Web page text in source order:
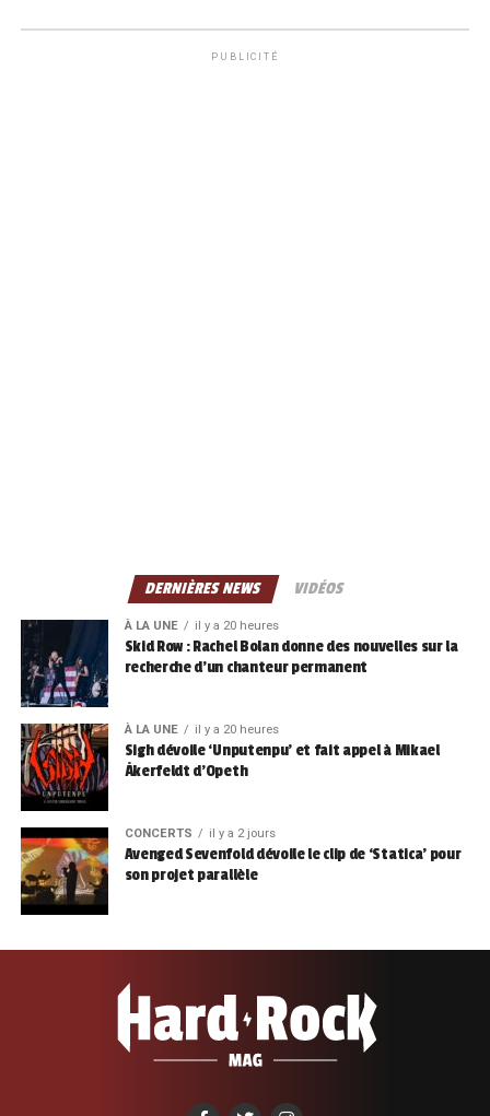
PUBLICITÉ
DERNIÈRES NEWS VIDÉOS
À LA UNE il y a 20 heures
Skid Row : Rachel Bolan donne des nouvelles sur la
recherche d’un chanteur permanent
À LA UNE il y a 20 heures
Sigh dévoile ‘Unputenpu’ et fait appel à Mikael
Åkerfeldt d’Opeth
CONCERTS il y a 2 jours
Avenged Sevenfold dévoile le clip de ‘Statica’ pour
son projet parallèle